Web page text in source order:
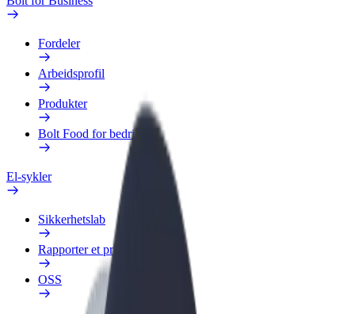
Fordeler
Arbeidsprofil
Produkter
Bolt Food for bedrifter
El-sykler
Sikkerhetslab
Rapporter et problem
OSS